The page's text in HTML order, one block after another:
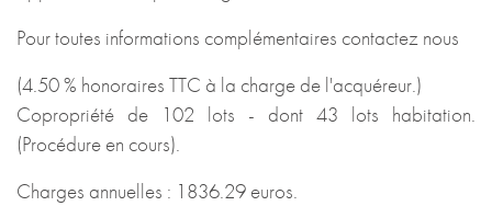
Pour toutes informations complémentaires contactez nous
(4.50 % honoraires TTC à la charge de l'acquéreur.)
Copropriété de 102 lots - dont 43 lots habitation.
(Procédure en cours).
Charges annuelles : 1836.29 euros.